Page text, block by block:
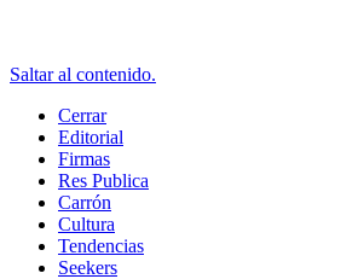
Saltar al contenido.
Cerrar
Editorial
Firmas
Res Publica
Carrón
Cultura
Tendencias
Seekers